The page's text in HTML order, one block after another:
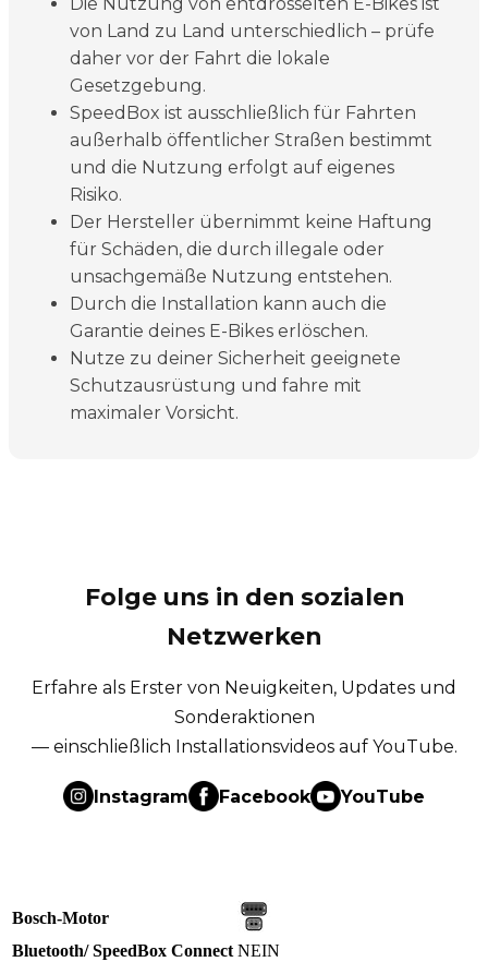
von Land zu Land unterschiedlich – prüfe
daher vor der Fahrt die lokale
Gesetzgebung.
SpeedBox ist ausschließlich für Fahrten
außerhalb öffentlicher Straßen bestimmt
und die Nutzung erfolgt auf eigenes
Risiko.
Der Hersteller übernimmt keine Haftung
für Schäden, die durch illegale oder
unsachgemäße Nutzung entstehen.
Durch die Installation kann auch die
Garantie deines E-Bikes erlöschen.
Nutze zu deiner Sicherheit geeignete
Schutzausrüstung und fahre mit
maximaler Vorsicht.
Folge uns in den sozialen
Netzwerken
Erfahre als Erster von Neuigkeiten, Updates und
Sonderaktionen
— einschließlich Installationsvideos auf YouTube.
Instagram Facebook YouTube
Bosch-Motor
Bluetooth/ SpeedBox Connect NEIN